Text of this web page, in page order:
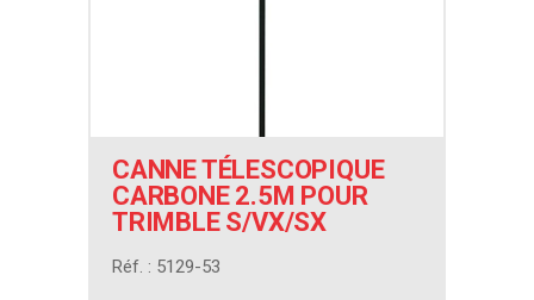
CANNE TÉLESCOPIQUE
CARBONE 2.5M POUR
TRIMBLE S/VX/SX
Réf. : 5129-53